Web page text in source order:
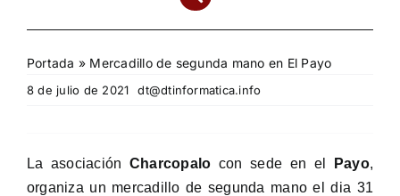
Portada » Mercadillo de segunda mano en El Payo
8 de julio de 2021 dt@dtinformatica.info
La asociación Charcopalo con sede en el Payo,
organiza un mercadillo de segunda mano el dia 31